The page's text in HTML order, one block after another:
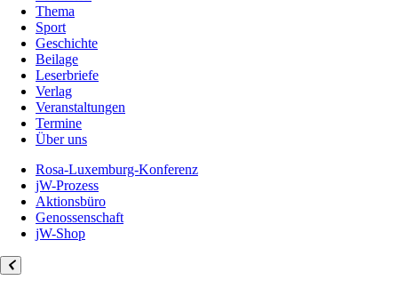
Thema
Sport
Geschichte
Beilage
Leserbriefe
Verlag
Veranstaltungen
Termine
Über uns
Rosa-Luxemburg-Konferenz
jW-Prozess
Aktionsbüro
Genossenschaft
jW-Shop